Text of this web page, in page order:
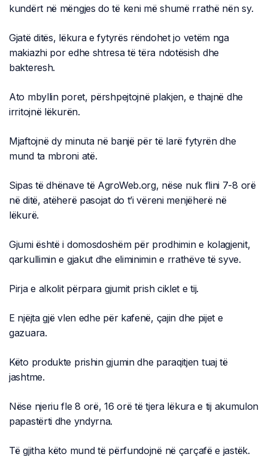
kundërt në mëngjes do të keni më shumë rrathë nën sy.
Gjatë ditës, lëkura e fytyrës rëndohet jo vetëm nga
makiazhi por edhe shtresa të tëra ndotësish dhe
bakteresh.
Ato mbyllin poret, përshpejtojnë plakjen, e thajnë dhe
irritojnë lëkurën.
Mjaftojnë dy minuta në banjë për të larë fytyrën dhe
mund ta mbroni atë.
Sipas të dhënave të AgroWeb.org, nëse nuk flini 7-8 orë
në ditë, atëherë pasojat do t’i vëreni menjëherë në
lëkurë.
Gjumi është i domosdoshëm për prodhimin e kolagjenit,
qarkullimin e gjakut dhe eliminimin e rrathëve të syve.
Pirja e alkolit përpara gjumit prish ciklet e tij.
E njëjta gjë vlen edhe për kafenë, çajin dhe pijet e
gazuara.
Këto produkte prishin gjumin dhe paraqitjen tuaj të
jashtme.
Nëse njeriu fle 8 orë, 16 orë të tjera lëkura e tij akumulon
papastërti dhe yndyrna.
Të gjitha këto mund të përfundojnë në çarçafë e jastëk.